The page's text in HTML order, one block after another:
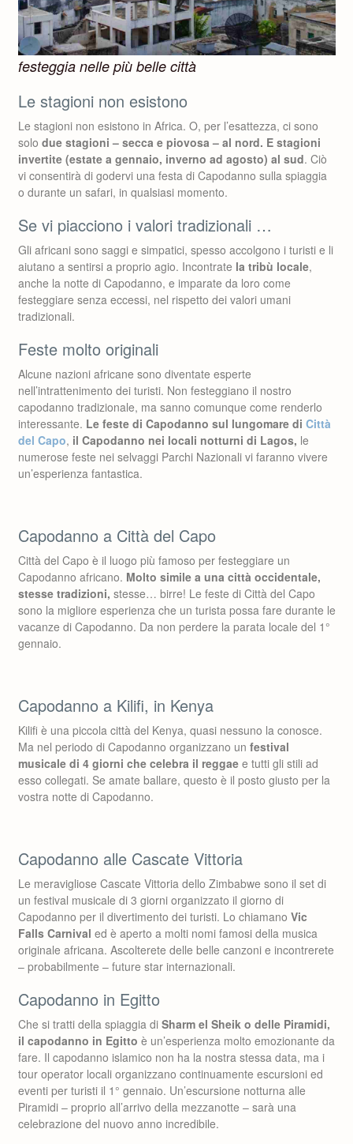
festeggia nelle più belle città
Le stagioni non esistono
Le stagioni non esistono in Africa. O, per l’esattezza, ci sono
solo due stagioni – secca e piovosa – al nord. E stagioni
invertite (estate a gennaio, inverno ad agosto) al sud. Ciò
vi consentirà di godervi una festa di Capodanno sulla spiaggia
o durante un safari, in qualsiasi momento.
Se vi piacciono i valori tradizionali …
Gli africani sono saggi e simpatici, spesso accolgono i turisti e li
aiutano a sentirsi a proprio agio. Incontrate la tribù locale,
anche la notte di Capodanno, e imparate da loro come
festeggiare senza eccessi, nel rispetto dei valori umani
tradizionali.
Feste molto originali
Alcune nazioni africane sono diventate esperte
nell’intrattenimento dei turisti. Non festeggiano il nostro
capodanno tradizionale, ma sanno comunque come renderlo
interessante. Le feste di Capodanno sul lungomare di Città
del Capo, il Capodanno nei locali notturni di Lagos, le
numerose feste nei selvaggi Parchi Nazionali vi faranno vivere
un’esperienza fantastica.
Capodanno a Città del Capo
Città del Capo è il luogo più famoso per festeggiare un
Capodanno africano. Molto simile a una città occidentale,
stesse tradizioni, stesse… birre! Le feste di Città del Capo
sono la migliore esperienza che un turista possa fare durante le
vacanze di Capodanno. Da non perdere la parata locale del 1°
gennaio.
Capodanno a Kilifi, in Kenya
Kilifi è una piccola città del Kenya, quasi nessuno la conosce.
Ma nel periodo di Capodanno organizzano un festival
musicale di 4 giorni che celebra il reggae e tutti gli stili ad
esso collegati. Se amate ballare, questo è il posto giusto per la
vostra notte di Capodanno.
Capodanno alle Cascate Vittoria
Le meravigliose Cascate Vittoria dello Zimbabwe sono il set di
un festival musicale di 3 giorni organizzato il giorno di
Capodanno per il divertimento dei turisti. Lo chiamano Vic
Falls Carnival ed è aperto a molti nomi famosi della musica
originale africana. Ascolterete delle belle canzoni e incontrerete
– probabilmente – future star internazionali.
Capodanno in Egitto
Che si tratti della spiaggia di Sharm el Sheik o delle Piramidi,
il capodanno in Egitto è un’esperienza molto emozionante da
fare. Il capodanno islamico non ha la nostra stessa data, ma i
tour operator locali organizzano continuamente escursioni ed
eventi per turisti il 1° gennaio. Un’escursione notturna alle
Piramidi – proprio all’arrivo della mezzanotte – sarà una
celebrazione del nuovo anno incredibile.